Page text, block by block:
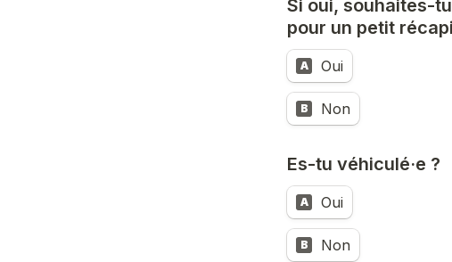
Si oui, souhaites-
pour un petit
A Oui
B Non
Es-tu véhiculé·e ?
A Oui
B Non